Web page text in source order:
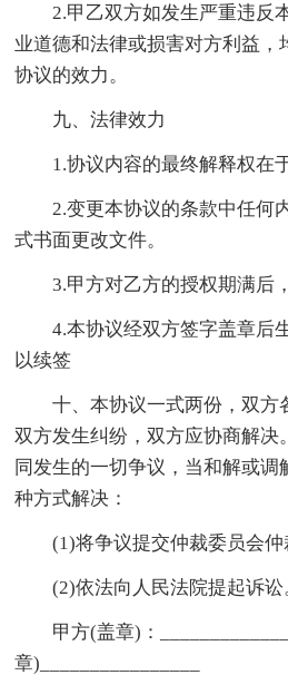
2.甲乙双方如发生严重违反
业道德和法律或损害对方利益，
协议的效力。
九、法律效力
1.协议内容的最终解释权在
2.变更本协议的条款中任何
式书面更改文件。
3.甲方对乙方的授权期满后
4.本协议经双方签字盖章后
以续签
十、本协议一式两份，双方
双方发生纠纷，双方应协商解决
同发生的一切争议，当和解或调
种方式解决：
(1)将争议提交仲裁委员会仲
(2)依法向人民法院提起诉讼
甲方(盖章)：
章)________________